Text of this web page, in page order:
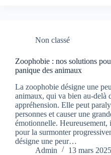
Non classé
Zoophobie : nos solutions
panique des animaux
La zoophobie désigne une
animaux, qui va bien au-delà
appréhension. Elle peut
personnes et causer une
émotionnelle. Heureusement,
pour la surmonter
désigne une peur…
Admin
13 mars 2025